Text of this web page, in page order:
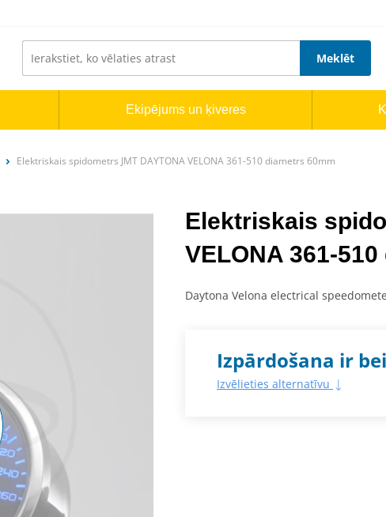
Meklēt
Ekipējums un ķiveres
Elektriskais spidometrs JMT DAYTONA VELONA 361-510 diametrs 60mm
Elektriskais
VELONA 361-
Daytona Velona electrical
Izpārdošana ir
Izvēlieties alternatīvu